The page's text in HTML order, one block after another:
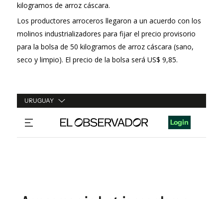
kilogramos de arroz cáscara.
Los productores arroceros llegaron a un acuerdo con los
molinos industrializadores para fijar el precio provisorio
para la bolsa de 50 kilogramos de arroz cáscara (sano,
seco y limpio). El precio de la bolsa será US$ 9,85.